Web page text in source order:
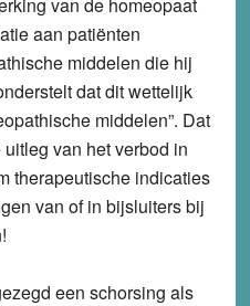
aan patiënten
middelen die hij
dat dit wettelijk
middelen”. Dat
van het verbod in
therapeutische indicaties
van of in bijsluiters bij
een schorsing als